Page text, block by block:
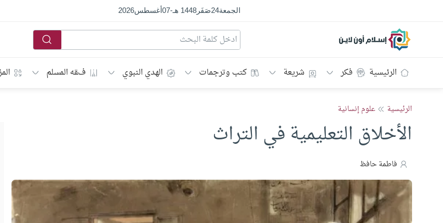
الجمعة24صَفَر1448 هـ -
07أغسطس2026
إسلام أون لاين
الرئيسية فكر شريعة كتب وترجمات الهدي النبوي فقه المسلم
الرئيسية علوم إنسانية
الأخلاق التعليمية في التراث
فاطمة حافظ